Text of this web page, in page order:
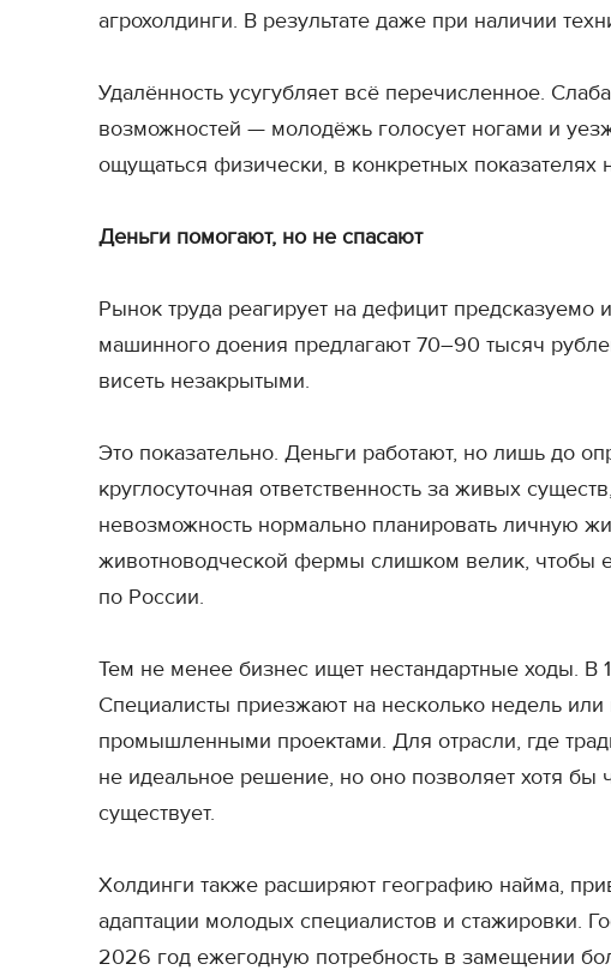
агрохолдинги. В результате даже при наличии
Удалённость усугубляет всё перечисленное.
возможностей — молодёжь голосует ногами и
ощущаться физически, в конкретных показателях
Деньги помогают, но не спасают
Рынок труда реагирует на дефицит
машинного доения предлагают 70–90 тысяч
висеть незакрытыми.
Это показательно. Деньги работают, но лишь до
круглосуточная ответственность за живых
невозможность нормально планировать личную
животноводческой фермы слишком велик, чтобы
по России.
Тем не менее бизнес ищет нестандартные ходы.
Специалисты приезжают на несколько недель
промышленными проектами. Для отрасли, где
не идеальное решение, но оно позволяет хотя бы
существует.
Холдинги также расширяют географию найма,
адаптации молодых специалистов и стажировки.
2026 год ежегодную потребность в замещении